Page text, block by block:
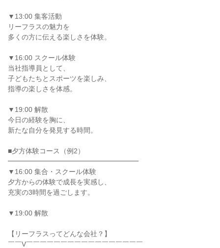
▼13:00 集客活動
リーフラスの魅力を
多くの方に伝える楽しさを体験。
▼16:00 スクール体験
当社指導員として、
子どもたちとスポーツを楽しみ、
指導の楽しさを体感。
▼19:00 解散
今日の経験を胸に、
新たな自分を発見する時間。
■夕方体験コース（例2）
━━━━━━━━━━━━━━━━━━━
▼16:00 集合・スクール体験
夕方からの体験で成長を実感し、
充実の3時間を過ごします。
▼19:00 解散
【リーフラスってどんな会社？】
￣￣V￣￣￣￣￣￣￣￣￣￣￣￣￣￣￣￣￣